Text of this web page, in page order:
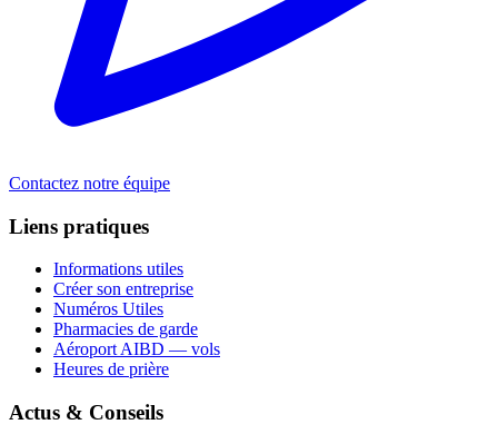
Contactez notre équipe
Liens pratiques
Informations utiles
Créer son entreprise
Numéros Utiles
Pharmacies de garde
Aéroport AIBD — vols
Heures de prière
Actus & Conseils